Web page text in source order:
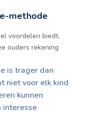
methode
voordelen biedt,
ouders rekening
is trager dan
niet voor elk kind
kunnen
interesse